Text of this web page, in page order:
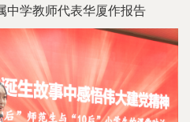
中学教师代表华厦作报告